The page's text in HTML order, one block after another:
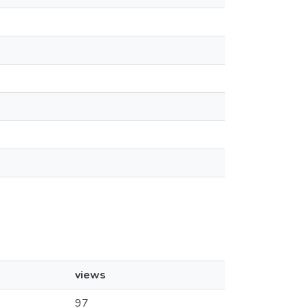
views
97